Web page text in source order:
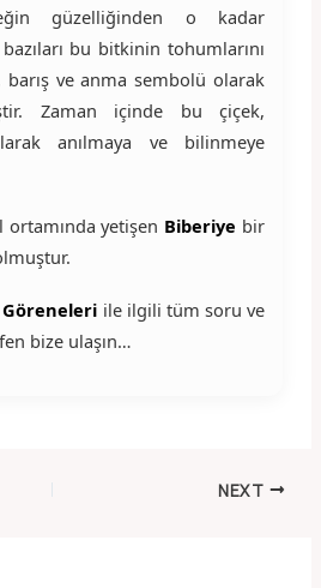
güzelliğinden o kadar
bu bitkinin tohumlarını
ve anma sembolü olarak
Zaman içinde bu çiçek,
anılmaya ve bilinmeye
yetişen Biberiye bir
ile ilgili tüm soru ve
bize ulaşın…
NEXT